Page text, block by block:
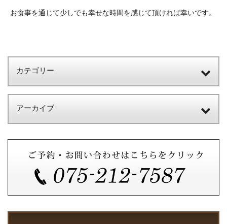
お食事を通じて少しでも幸せな時間を感じて頂ければ幸いです。
カテゴリー
アーカイブ